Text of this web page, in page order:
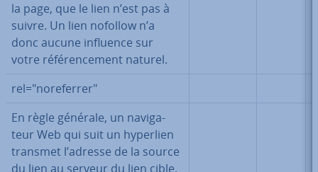
la page, que le lien n’est pas à
suivre. Un lien nofollow n’a
donc aucune influence sur
votre ré­fé­ren­ce­ment naturel.
rel="no­re­fer­rer"
En règle générale, un na­vi­ga­
teur Web qui suit un hyperlien
transmet l’adresse de la source
du lien au serveur du lien cible.